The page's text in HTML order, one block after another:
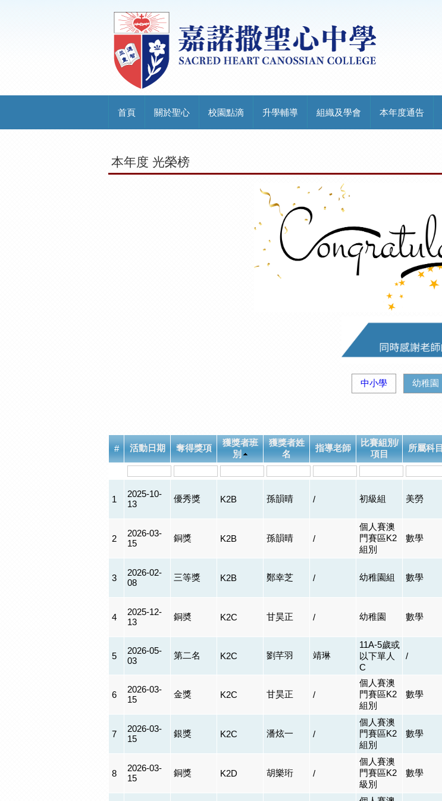
首頁 關於聖心 校園點滴 升學輔導 組織及學會 本年度通告
本年度 光榮榜
中小學 幼稚園
# 活動日期 奪得獎項
獲獎者班
別
獲獎者姓
名
指導老師
比賽組別/
項目
所屬科目
1
2025-10-
13
優秀獎 K2B 孫韻晴 / 初級組 美勞
2
2026-03-
15
銅獎 K2B 孫韻晴 /
個人賽澳
門賽區K2
組別
數學
3
2026-02-
08
三等獎 K2B 鄭幸芝 / 幼稚園組 數學
4
2025-12-
13
銅奬 K2C 甘昊正 / 幼稚園 數學
5
2026-05-
03
第二名 K2C 劉芊羽 靖琳
11A-5歲或
以下單人
C
/
6
2026-03-
15
金獎 K2C 甘昊正 /
個人賽澳
門賽區K2
組別
數學
7
2026-03-
15
銀獎 K2C 潘炫一 /
個人賽澳
門賽區K2
組別
數學
8
2026-03-
15
銅獎 K2D 胡樂珩 /
個人賽澳
門賽區K2
級別
數學